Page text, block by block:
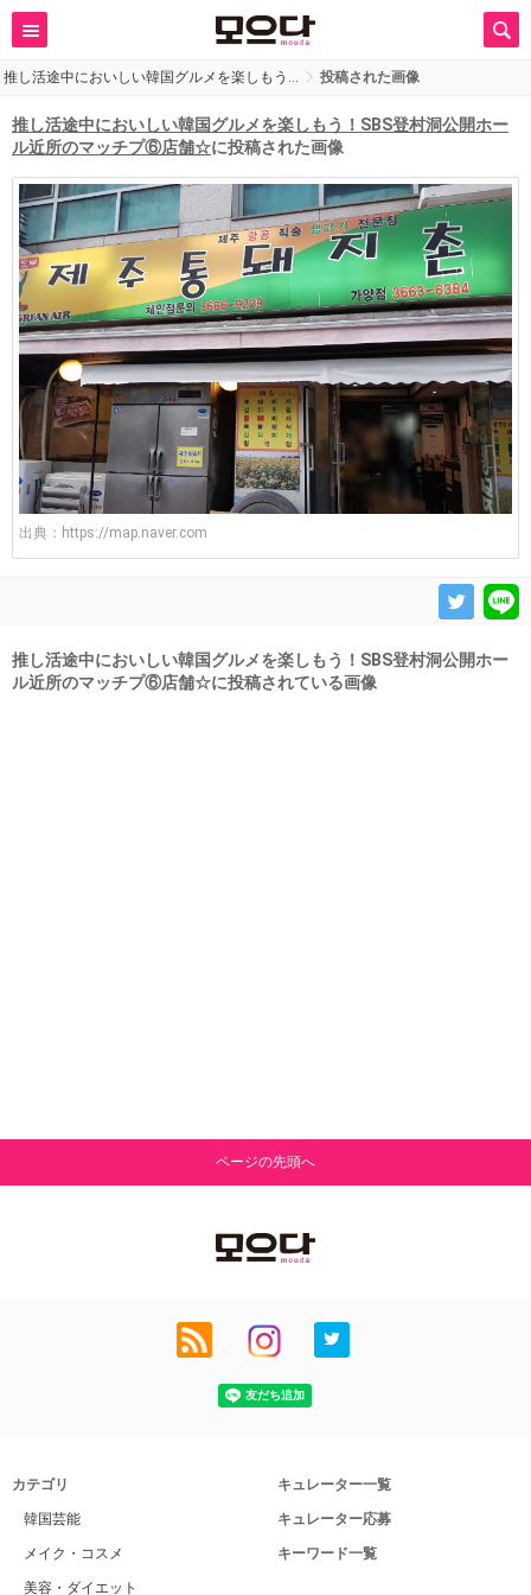
推し活途中においしい韓国グルメを楽しもう… 投稿された画像
推し活途中においしい韓国グルメを楽しもう！SBS登村洞公開ホー
ル近所のマッチプ⑥店舗☆に投稿された画像
出典： https://map.naver.com
推し活途中においしい韓国グルメを楽しもう！SBS登村洞公開ホー
ル近所のマッチプ⑥店舗☆に投稿されている画像
ページの先頭へ
カテゴリ
韓国芸能
メイク・コスメ
美容・ダイエット
キュレーター一覧
キュレーター応募
キーワード一覧